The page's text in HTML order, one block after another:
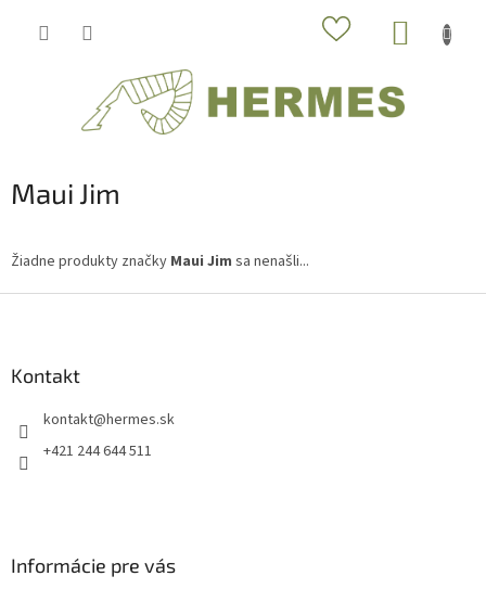
Maui Jim
Žiadne produkty značky Maui Jim sa nenašli...
Kontakt
kontakt@hermes.sk
+421 244 644 511
Informácie pre vás